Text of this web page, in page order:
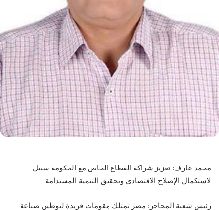
محمد عارف: تعزيز شراكة القطاع الخاص مع الحكومة سبيل
لاستكمال الإصلاح الاقتصادي وتحقيق التنمية المستدامة
رئيس شعبة المحاجر: مصر تمتلك مقومات فريدة لتوطين صناعة